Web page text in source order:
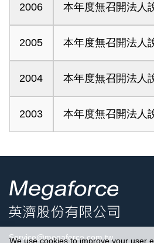
We use cookies to improve your user
2006 本年度無召開法人
2005 本年度無召開法人
2004 本年度無召開法人
2003 本年度無召開法人
Service@megaforce.com.tw